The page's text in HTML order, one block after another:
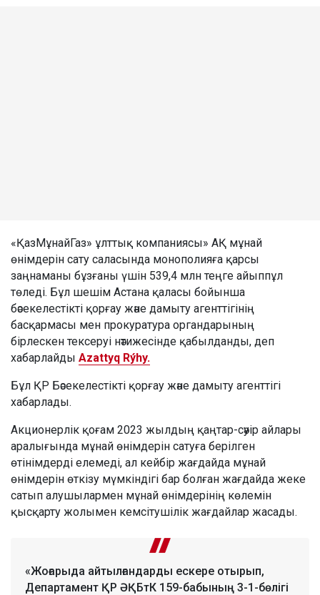
«ҚазМұнайГаз» ұлттық компаниясы» АҚ мұнай
өнімдерін сату саласында монополияға қарсы
заңнаманы бұзғаны үшін 539,4 млн теңге айыппұл
төледі. Бұл шешім Астана қаласы бойынша
бәсекелестікті қорғау және дамыту агенттігінің
басқармасы мен прокуратура органдарының
бірлескен тексеруі нәтижесінде қабылданды, деп
хабарлайды Azattyq Rýhy.
Бұл ҚР Бәсекелестікті қорғау және дамыту агенттігі
хабарлады.
Акционерлік қоғам 2023 жылдың қаңтар-сәуір айлары
аралығында мұнай өнімдерін сатуға берілген
өтінімдерді елемеді, ал кейбір жағдайда мұнай
өнімдерін өткізу мүмкіндігі бар болған жағдайда жеке
сатып алушылармен мұнай өнімдерінің көлемін
қысқарту жолымен кемсітушілік жағдайлар жасады.
«Жоғарыда айтылғандарды ескере отырып,
Департамент ҚР ӘҚБтК 159-бабының 3-1-бөлігі